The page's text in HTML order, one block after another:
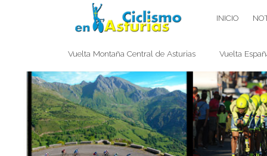
CICLISMO EN ASTURIAS INICIO
Vuelta Montaña Central de Asturias Vuelta